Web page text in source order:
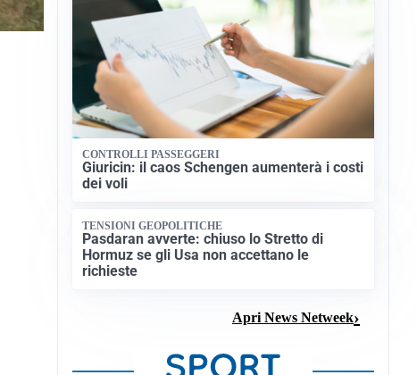
CONTROLLI PASSEGGERI
Giuricin: il caos Schengen aumenterà i costi
dei voli
TENSIONI GEOPOLITICHE
Pasdaran avverte: chiuso lo Stretto di
Hormuz se gli Usa non accettano le
richieste
Apri News Netweek